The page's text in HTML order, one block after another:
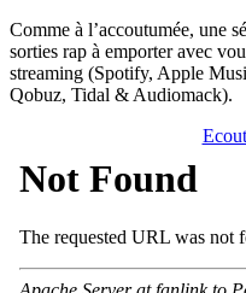
Comme à l’accoutumée, une
sorties rap à emporter avec
streaming (Spotify, Apple
Qobuz, Tidal & Audiomack).